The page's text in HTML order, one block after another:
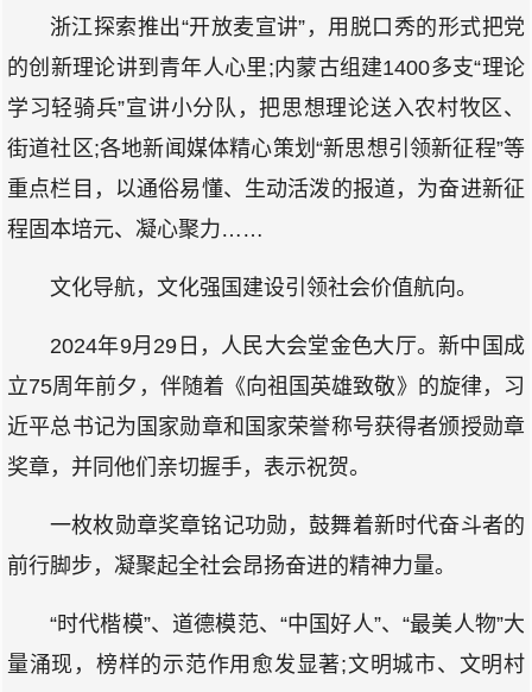
浙江探索推出“开放麦宣讲”，用脱口秀的形式把党
的创新理论讲到青年人心里;内蒙古组建1400多支“理论
学习轻骑兵”宣讲小分队，把思想理论送入农村牧区、
街道社区;各地新闻媒体精心策划“新思想引领新征程”等
重点栏目，以通俗易懂、生动活泼的报道，为奋进新征
程固本培元、凝心聚力……
文化导航，文化强国建设引领社会价值航向。
2024年9月29日，人民大会堂金色大厅。新中国成
立75周年前夕，伴随着《向祖国英雄致敬》的旋律，习
近平总书记为国家勋章和国家荣誉称号获得者颁授勋章
奖章，并同他们亲切握手，表示祝贺。
一枚枚勋章奖章铭记功勋，鼓舞着新时代奋斗者的
前行脚步，凝聚起全社会昂扬奋进的精神力量。
“时代楷模”、道德模范、“中国好人”、“最美人物”大
量涌现，榜样的示范作用愈发显著;文明城市、文明村